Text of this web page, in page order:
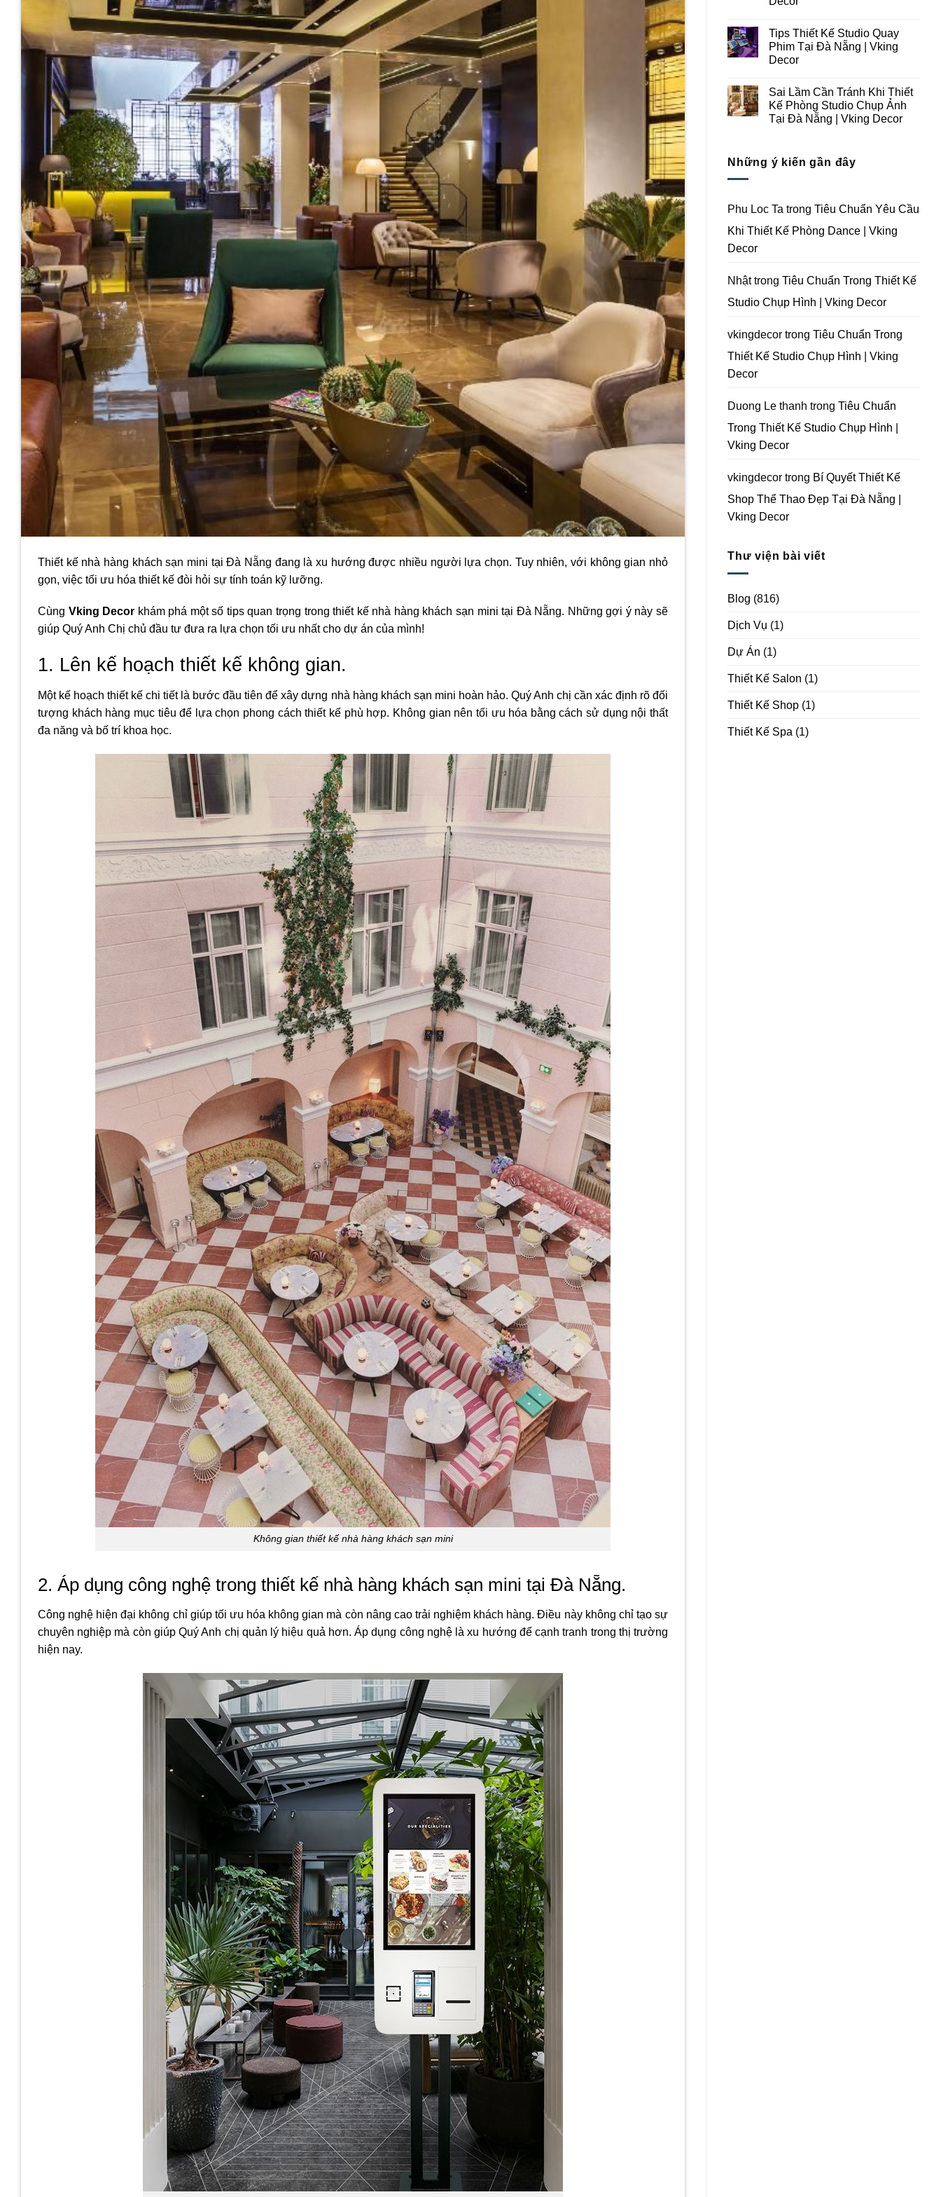
Thiết kế nhà hàng khách sạn mini tại Đà Nẵng đang là xu hướng được nhiều người lựa chọn. Tuy nhiên, với không gian nhỏ
gọn, việc tối ưu hóa thiết kế đòi hỏi sự tính toán kỹ lưỡng.
Cùng Vking Decor khám phá một số tips quan trọng trong thiết kế nhà hàng khách sạn mini tại Đà Nẵng. Những gợi ý này sẽ
giúp Quý Anh Chị chủ đầu tư đưa ra lựa chọn tối ưu nhất cho dự án của mình!
1. Lên kế hoạch thiết kế không gian.
Một kế hoạch thiết kế chi tiết là bước đầu tiên để xây dựng nhà hàng khách sạn mini hoàn hảo. Quý Anh chị cần xác định rõ đối
tượng khách hàng mục tiêu để lựa chọn phong cách thiết kế phù hợp. Không gian nên tối ưu hóa bằng cách sử dụng nội thất
đa năng và bố trí khoa học.
Không gian thiết kế nhà hàng khách sạn mini
2. Áp dụng công nghệ trong thiết kế nhà hàng khách sạn mini tại Đà Nẵng.
Công nghệ hiện đại không chỉ giúp tối ưu hóa không gian mà còn nâng cao trải nghiệm khách hàng. Điều này không chỉ tạo sự
chuyên nghiệp mà còn giúp Quý Anh chị quản lý hiệu quả hơn. Áp dụng công nghệ là xu hướng để cạnh tranh trong thị trường
hiện nay.
Tại
Vking
Decor
Ý
Kế
Thi
Công
Trọn
Quay
Phim
Tại
Đà
Nẵng
bình
luận
ở
Những
Khi
Thiết
Kế
Thi
Công
Trường
Tại
Vking
Decor
Tips Thiết Kế Studio Quay
Phim Tại Đà Nẵng | Vking
Decor
bình
luận
ở
Tips
Quay
Phim
Vking
Sai Lầm Cần Tránh Khi Thiết
Kế Phòng Studio Chụp Ảnh
Tại Đà Nẵng | Vking Decor
luận
ở
Tránh
Khi
Kế
Tại
Đà
Nẵng
|
Những ý kiến gần đây
Phu Loc Ta trong Tiêu Chuẩn Yêu Cầu
Khi Thiết Kế Phòng Dance | Vking
Decor
Nhậttrong Tiêu Chuẩn Trong Thiết Kế
Studio Chụp Hình | Vking Decor
vkingdecor trong Tiêu Chuẩn Trong
Thiết Kế Studio Chụp Hình | Vking
Decor
Duong Le thanh trong Tiêu Chuẩn
Trong Thiết Kế Studio Chụp Hình |
Vking Decor
vkingdecor trong Bí Quyết Thiết Kế
Shop Thể Thao Đẹp Tại Đà Nẵng |
Vking Decor
Thư viện bài viết
Blog (816)
Dịch Vụ (1)
Dự Án (1)
Thiết Kế Salon (1)
Thiết Kế Shop (1)
Thiết Kế Spa (1)